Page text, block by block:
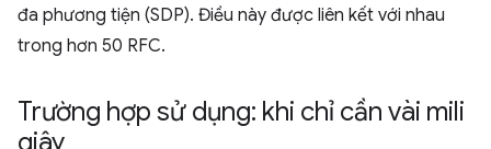
đa phương tiện (SDP). Điều này được liên kết với nhau
trong hơn 50 RFC.
Trường hợp sử dụng: khi chỉ cần vài mili
giây